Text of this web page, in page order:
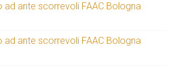
ad ante scorrevoli FAAC Bologna
ad ante scorrevoli FAAC Bologna